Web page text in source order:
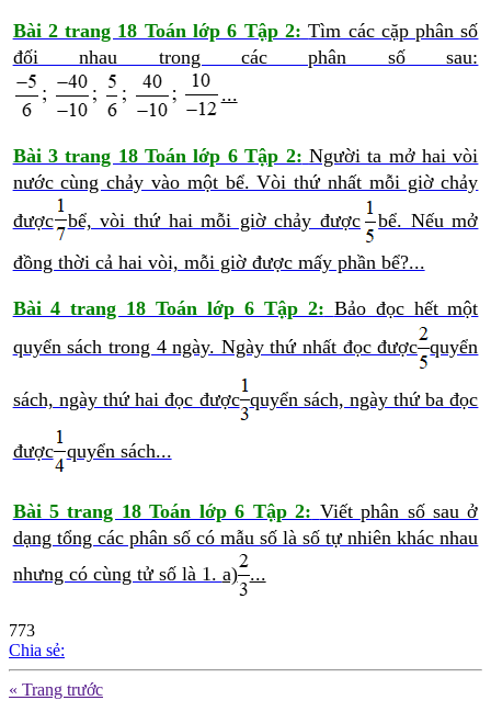
Bài 2 trang 18 Toán lớp 6 Tập 2: Tìm các cặp phân số
đối nhau trong các phân số sau:
...
Bài 3 trang 18 Toán lớp 6 Tập 2: Người ta mở hai vòi
nước cùng chảy vào một bể. Vòi thứ nhất mỗi giờ chảy
được
bể, vòi thứ hai mỗi giờ chảy được
bể. Nếu mở
đồng thời cả hai vòi, mỗi giờ được mấy phần bể?...
Bài 4 trang 18 Toán lớp 6 Tập 2: Bảo đọc hết một
quyển sách trong 4 ngày. Ngày thứ nhất đọc được quyển
sách, ngày thứ hai đọc được quyển sách, ngày thứ ba đọc
được quyển sách...
Bài 5 trang 18 Toán lớp 6 Tập 2: Viết phân số sau ở
dạng tổng các phân số có mẫu số là số tự nhiên khác nhau
nhưng có cùng tử số là 1. a) ...
773
Chia sẻ:
« Trang trước